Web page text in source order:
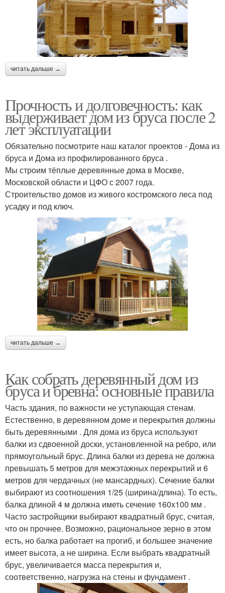
читать дальше →
Прочность и долговечность: как
выдерживает дом из бруса после 2
лет эксплуатации
Обязательно посмотрите наш каталог проектов - Дома из
бруса и Дома из профилированного бруса .
Мы строим тёплые деревянные дома в Москве,
Московской области и ЦФО с 2007 года.
Строительство домов из живого костромского леса под
усадку и под ключ.
читать дальше →
Как собрать деревянный дом из
бруса и бревна: основные правила
Часть здания, по важности не уступающая стенам.
Естественно, в деревянном доме и перекрытия должны
быть деревянными . Для дома из бруса используют
балки из сдвоенной доски, установленной на ребро, или
прямоугольный брус. Длина балки из дерева не должна
превышать 5 метров для межэтажных перекрытий и 6
метров для чердачных (не мансардных). Сечение балки
выбирают из соотношения 1/25 (ширина/длина). То есть,
балка длиной 4 м должна иметь сечение 160х100 мм .
Часто застройщики выбирают квадратный брус, считая,
что он прочнее. Возможно, рациональное зерно в этом
есть, но балка работает на прогиб, и большее значение
имеет высота, а не ширина. Если выбрать квадратный
брус, увеличивается масса перекрытия и,
соответственно, нагрузка на стены и фундамент .